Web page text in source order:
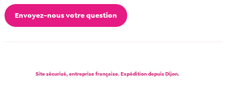
Envoyez-nous votre question
Site sécurisé, entreprise française. Expédition depuis Dijon.